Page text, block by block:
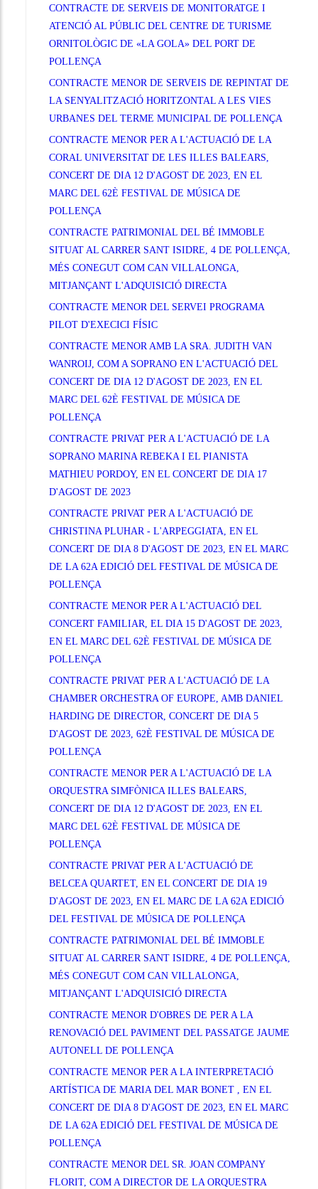
CONTRACTE DE SERVEIS DE MONITORATGE I
ATENCIÓ AL PÚBLIC DEL CENTRE DE TURISME
ORNITOLÒGIC DE «LA GOLA» DEL PORT DE
POLLENÇA
CONTRACTE MENOR DE SERVEIS DE REPINTAT DE
LA SENYALITZACIÓ HORITZONTAL A LES VIES
URBANES DEL TERME MUNICIPAL DE POLLENÇA
CONTRACTE MENOR PER A L'ACTUACIÓ DE LA
CORAL UNIVERSITAT DE LES ILLES BALEARS,
CONCERT DE DIA 12 D'AGOST DE 2023, EN EL
MARC DEL 62È FESTIVAL DE MÚSICA DE
POLLENÇA
CONTRACTE PATRIMONIAL DEL BÉ IMMOBLE
SITUAT AL CARRER SANT ISIDRE, 4 DE POLLENÇA,
MÉS CONEGUT COM CAN VILLALONGA,
MITJANÇANT L'ADQUISICIÓ DIRECTA
CONTRACTE MENOR DEL SERVEI PROGRAMA
PILOT D'EXECICI FÍSIC
CONTRACTE MENOR AMB LA SRA. JUDITH VAN
WANROIJ, COM A SOPRANO EN L'ACTUACIÓ DEL
CONCERT DE DIA 12 D'AGOST DE 2023, EN EL
MARC DEL 62È FESTIVAL DE MÚSICA DE
POLLENÇA
CONTRACTE PRIVAT PER A L'ACTUACIÓ DE LA
SOPRANO MARINA REBEKA I EL PIANISTA
MATHIEU PORDOY, EN EL CONCERT DE DIA 17
D'AGOST DE 2023
CONTRACTE PRIVAT PER A L'ACTUACIÓ DE
CHRISTINA PLUHAR - L'ARPEGGIATA, EN EL
CONCERT DE DIA 8 D'AGOST DE 2023, EN EL MARC
DE LA 62A EDICIÓ DEL FESTIVAL DE MÚSICA DE
POLLENÇA
CONTRACTE MENOR PER A L'ACTUACIÓ DEL
CONCERT FAMILIAR, EL DIA 15 D'AGOST DE 2023,
EN EL MARC DEL 62È FESTIVAL DE MÚSICA DE
POLLENÇA
CONTRACTE PRIVAT PER A L'ACTUACIÓ DE LA
CHAMBER ORCHESTRA OF EUROPE, AMB DANIEL
HARDING DE DIRECTOR, CONCERT DE DIA 5
D'AGOST DE 2023, 62È FESTIVAL DE MÚSICA DE
POLLENÇA
CONTRACTE MENOR PER A L'ACTUACIÓ DE LA
ORQUESTRA SIMFÒNICA ILLES BALEARS,
CONCERT DE DIA 12 D'AGOST DE 2023, EN EL
MARC DEL 62È FESTIVAL DE MÚSICA DE
POLLENÇA
CONTRACTE PRIVAT PER A L'ACTUACIÓ DE
BELCEA QUARTET, EN EL CONCERT DE DIA 19
D'AGOST DE 2023, EN EL MARC DE LA 62A EDICIÓ
DEL FESTIVAL DE MÚSICA DE POLLENÇA
CONTRACTE PATRIMONIAL DEL BÉ IMMOBLE
SITUAT AL CARRER SANT ISIDRE, 4 DE POLLENÇA,
MÉS CONEGUT COM CAN VILLALONGA,
MITJANÇANT L'ADQUISICIÓ DIRECTA
CONTRACTE MENOR D'OBRES DE PER A LA
RENOVACIÓ DEL PAVIMENT DEL PASSATGE JAUME
AUTONELL DE POLLENÇA
CONTRACTE MENOR PER A LA INTERPRETACIÓ
ARTÍSTICA DE MARIA DEL MAR BONET , EN EL
CONCERT DE DIA 8 D'AGOST DE 2023, EN EL MARC
DE LA 62A EDICIÓ DEL FESTIVAL DE MÚSICA DE
POLLENÇA
CONTRACTE MENOR DEL SR. JOAN COMPANY
FLORIT, COM A DIRECTOR DE LA ORQUESTRA